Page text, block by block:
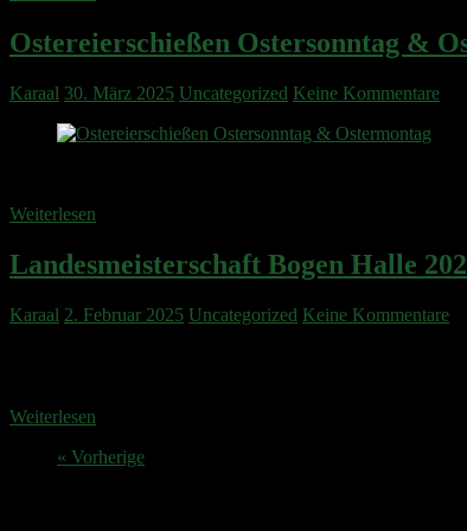
Ostereierschießen Ostersonntag &
Karaal 30. März 2025 Uncategorized Keine Kommentare
Weiterlesen
Landesmeisterschaft Bogen Halle
Karaal 2. Februar 2025 Uncategorized Keine Kommentare
Weiterlesen
« Vorherige